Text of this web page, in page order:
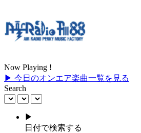
Now Playing !
▶ 今日のオンエア楽曲一覧を見る
Search
▶
日付で検索する